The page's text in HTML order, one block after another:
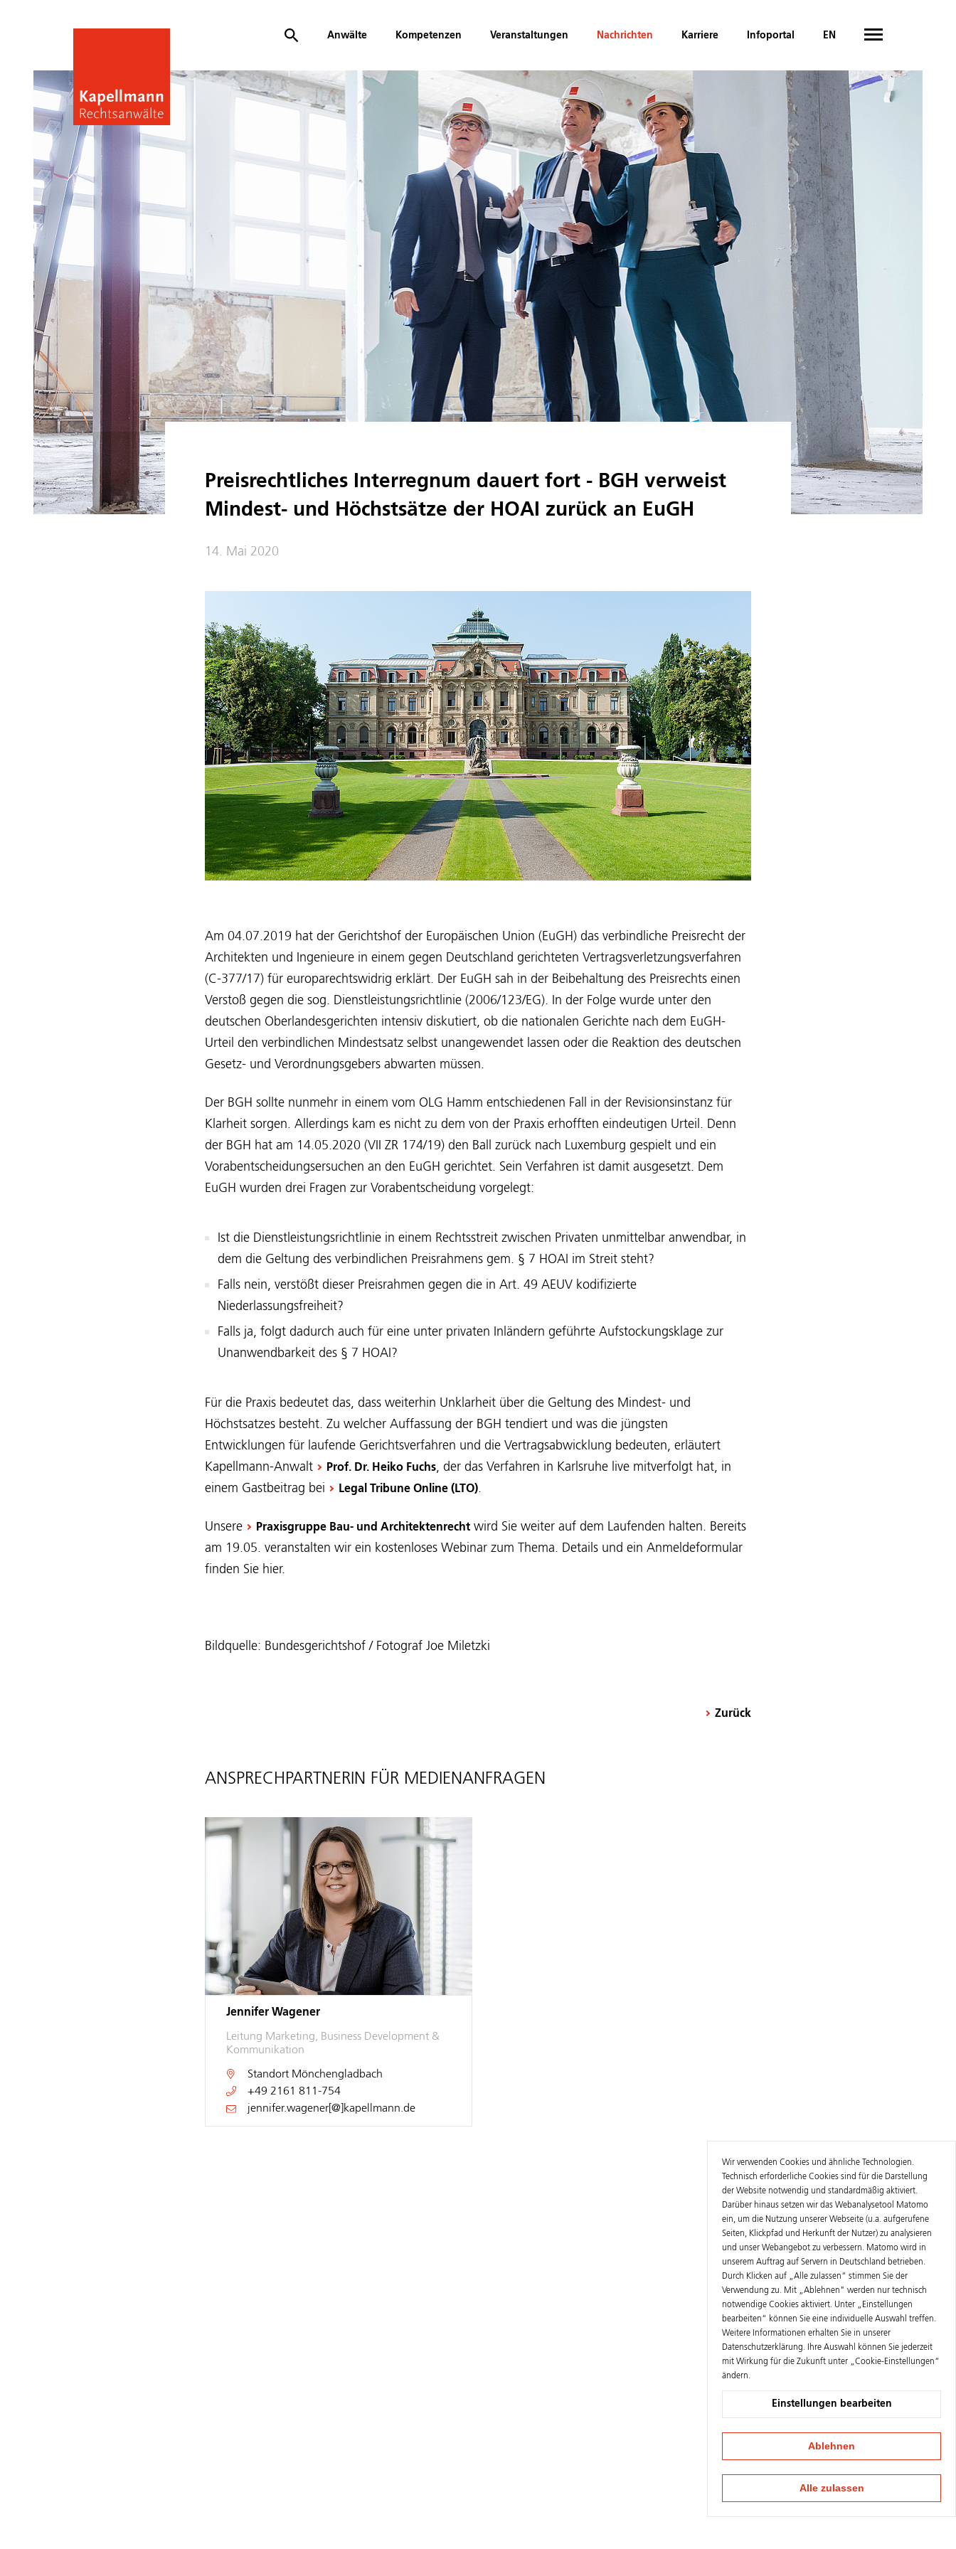
Anwälte Kompetenzen Veranstaltungen Nachrichten Karriere Infoportal EN
Preisrechtliches Interregnum dauert fort - BGH verweist
Mindest- und Höchstsätze der HOAI zurück an EuGH
14. Mai 2020
Am 04.07.2019 hat der Gerichtshof der Europäischen Union (EuGH) das verbindliche Preisrecht der
Architekten und Ingenieure in einem gegen Deutschland gerichteten Vertragsverletzungsverfahren
(C-377/17) für europarechtswidrig erklärt. Der EuGH sah in der Beibehaltung des Preisrechts einen
Verstoß gegen die sog. Dienstleistungsrichtlinie (2006/123/EG). In der Folge wurde unter den
deutschen Oberlandesgerichten intensiv diskutiert, ob die nationalen Gerichte nach dem EuGH-
Urteil den verbindlichen Mindestsatz selbst unangewendet lassen oder die Reaktion des deutschen
Gesetz- und Verordnungsgebers abwarten müssen.
Der BGH sollte nunmehr in einem vom OLG Hamm entschiedenen Fall in der Revisionsinstanz für
Klarheit sorgen. Allerdings kam es nicht zu dem von der Praxis erhofften eindeutigen Urteil. Denn
der BGH hat am 14.05.2020 (VII ZR 174/19) den Ball zurück nach Luxemburg gespielt und ein
Vorabentscheidungsersuchen an den EuGH gerichtet. Sein Verfahren ist damit ausgesetzt. Dem
EuGH wurden drei Fragen zur Vorabentscheidung vorgelegt:
Ist die Dienstleistungsrichtlinie in einem Rechtsstreit zwischen Privaten unmittelbar anwendbar, in
dem die Geltung des verbindlichen Preisrahmens gem. § 7 HOAI im Streit steht?
Falls nein, verstößt dieser Preisrahmen gegen die in Art. 49 AEUV kodifizierte
Niederlassungsfreiheit?
Falls ja, folgt dadurch auch für eine unter privaten Inländern geführte Aufstockungsklage zur
Unanwendbarkeit des § 7 HOAI?
Für die Praxis bedeutet das, dass weiterhin Unklarheit über die Geltung des Mindest- und
Höchstsatzes besteht. Zu welcher Auffassung der BGH tendiert und was die jüngsten
Entwicklungen für laufende Gerichtsverfahren und die Vertragsabwicklung bedeuten, erläutert
Kapellmann-Anwalt
Prof. Dr. Heiko Fuchs, der das Verfahren in Karlsruhe live mitverfolgt hat, in
einem Gastbeitrag bei
Legal Tribune Online (LTO).
Unsere Praxisgruppe Bau- und Architektenrecht wird Sie weiter auf dem Laufenden halten. Bereits
am 19.05. veranstalten wir ein kostenloses Webinar zum Thema. Details und ein Anmeldeformular
finden Sie hier.
Bildquelle: Bundesgerichtshof / Fotograf Joe Miletzki
Zurück
ANSPRECHPARTNERIN FÜR MEDIENANFRAGEN
Jennifer Wagener
Leitung Marketing, Business Development &
Kommunikation
Standort Mönchengladbach
+49 2161 811-754
jennifer.wagener[@]kapellmann.de
Wir verwenden Cookies und ähnliche Technologien.
Technisch erforderliche Cookies sind für die Darstellung
der Website notwendig und standardmäßig aktiviert.
Darüber hinaus setzen wir das Webanalysetool Matomo
ein, um die Nutzung unserer Webseite (u.a. aufgerufene
Seiten, Klickpfad und Herkunft der Nutzer) zu analysieren
und unser Webangebot zu verbessern. Matomo wird in
unserem Auftrag auf Servern in Deutschland betrieben.
Durch Klicken auf „Alle zulassen“ stimmen Sie der
Verwendung zu. Mit „Ablehnen" werden nur technisch
notwendige Cookies aktiviert. Unter „Einstellungen
bearbeiten“ können Sie eine individuelle Auswahl treffen.
Weitere Informationen erhalten Sie in unserer
Datenschutzerklärung. Ihre Auswahl können Sie jederzeit
mit Wirkung für die Zukunft unter „Cookie-Einstellungen“
ändern.
Einstellungen bearbeiten
Ablehnen
Alle zulassen